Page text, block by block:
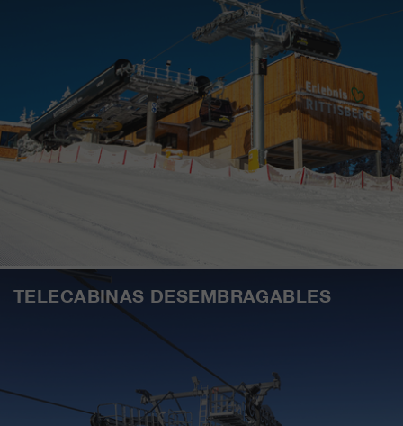
TELECABINAS DESEMBRAGABLES